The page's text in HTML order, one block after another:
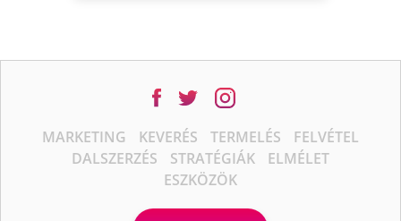
MARKETING KEVERÉS TERMELÉS
FELVÉTEL
DALSZERZÉS
STRATÉGIÁK
ELMÉLET
ESZKÖZÖK